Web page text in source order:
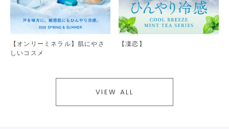
【オンリーミネラル】肌にやさ
しいコスメ
【凜恋】
VIEW ALL